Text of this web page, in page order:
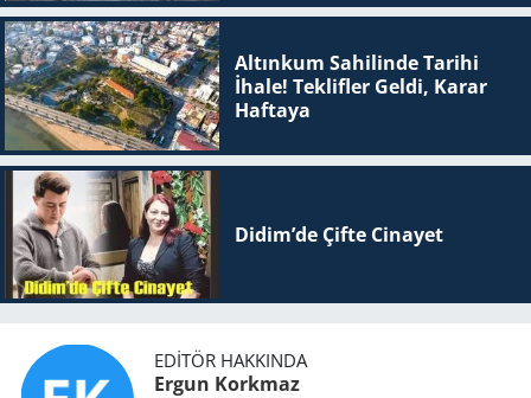
Altınkum Sahilinde Tarihi
İhale! Teklifler Geldi, Karar
Haftaya
Didim’de Çifte Ci­na­yet
EDITÖR HAKKINDA
Ergun Korkmaz